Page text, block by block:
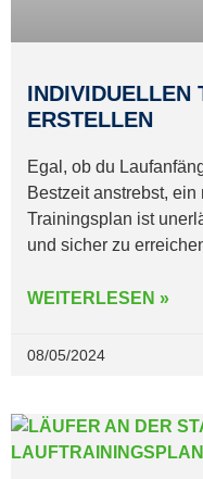
INDIVIDUELLEN
ERSTELLEN
Egal, ob du
Bestzeit anstrebst,
Trainingsplan ist
und sicher zu
WEITERLESEN »
08/05/2024